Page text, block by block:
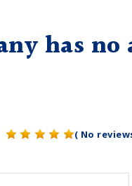
has no
( No